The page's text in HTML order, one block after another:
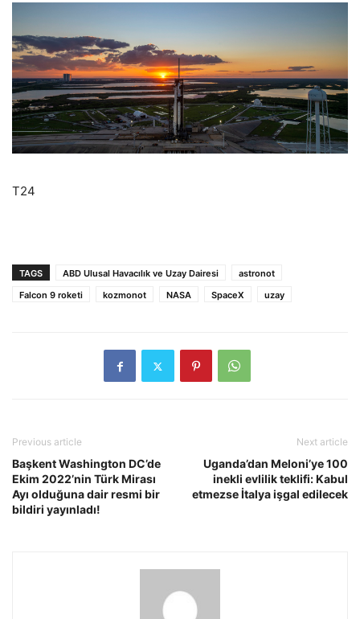
T24
TAGS ABD Ulusal Havacılık ve Uzay Dairesi
astronot
Falcon 9 roketi
kozmonot NASA SpaceX uzay
Previous article
Başkent Washington DC’de
Ekim 2022’nin Türk Mirası
Ayı olduğuna dair resmi bir
bildiri yayınladı!
Next article
Uganda’dan Meloni’ye 100
inekli evlilik teklifi: Kabul
etmezse İtalya işgal edilecek